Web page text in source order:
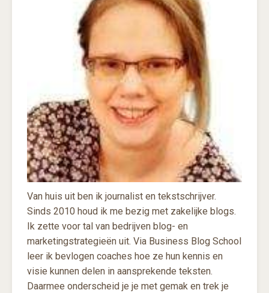
Van huis uit ben ik journalist en tekstschrijver.
Sinds 2010 houd ik me bezig met zakelijke blogs.
Ik zette voor tal van bedrijven blog- en
marketingstrategieën uit. Via Business Blog School
leer ik bevlogen coaches hoe ze hun kennis en
visie kunnen delen in aansprekende teksten.
Daarmee onderscheid je je met gemak en trek je